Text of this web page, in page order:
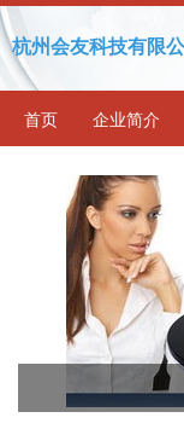
杭州会友科技有限
首页 企业简介